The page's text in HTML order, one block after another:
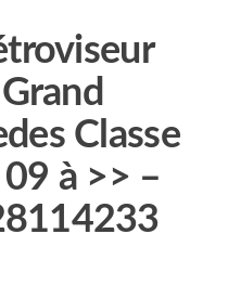
Classe
à >> –